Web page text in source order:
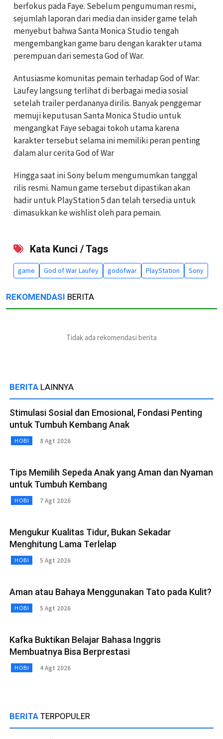
berfokus pada Faye. Sebelum pengumuman resmi,
sejumlah laporan dari media dan insider game telah
menyebut bahwa Santa Monica Studio tengah
mengembangkan game baru dengan karakter utama
perempuan dari semesta God of War.
Antusiasme komunitas pemain terhadap God of War:
Laufey langsung terlihat di berbagai media sosial
setelah trailer perdananya dirilis. Banyak penggemar
memuji keputusan Santa Monica Studio untuk
mengangkat Faye sebagai tokoh utama karena
karakter tersebut selama ini memiliki peran penting
dalam alur cerita God of War
Hingga saat ini Sony belum mengumumkan tanggal
rilis resmi. Namun game tersebut dipastikan akan
hadir untuk PlayStation 5 dan telah tersedia untuk
dimasukkan ke wishlist oleh para pemain.
Kata Kunci / Tags
game God of War Laufey godofwar PlayStation Sony
REKOMENDASI BERITA
Tidak ada rekomendasi berita
BERITA LAINNYA
Stimulasi Sosial dan Emosional, Fondasi Penting
untuk Tumbuh Kembang Anak
HOBI 8 Agt 2026
Tips Memilih Sepeda Anak yang Aman dan Nyaman
untuk Tumbuh Kembang
HOBI 7 Agt 2026
Mengukur Kualitas Tidur, Bukan Sekadar
Menghitung Lama Terlelap
HOBI 5 Agt 2026
Aman atau Bahaya Menggunakan Tato pada Kulit?
HOBI 5 Agt 2026
Kafka Buktikan Belajar Bahasa Inggris
Membuatnya Bisa Berprestasi
HOBI 4 Agt 2026
BERITA TERPOPULER